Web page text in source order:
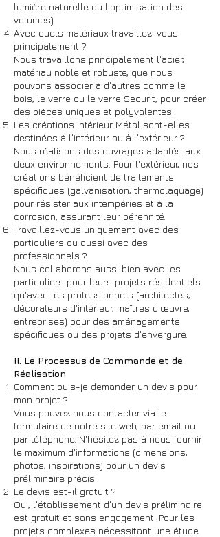
lumière naturelle ou l'optimisation des
volumes).
Avec quels matériaux travaillez-vous
principalement ?
Nous travaillons principalement l'acier,
matériau noble et robuste, que nous
pouvons associer à d'autres comme le
bois, le verre ou le verre Securit, pour créer
des pièces uniques et polyvalentes.
Les créations Intérieur Métal sont-elles
destinées à l'intérieur ou à l'extérieur ?
Nous réalisons des ouvrages adaptés aux
deux environnements. Pour l'extérieur, nos
créations bénéficient de traitements
spécifiques (galvanisation, thermolaquage)
pour résister aux intempéries et à la
corrosion, assurant leur pérennité.
Travaillez-vous uniquement avec des
particuliers ou aussi avec des
professionnels ?
Nous collaborons aussi bien avec les
particuliers pour leurs projets résidentiels
qu'avec les professionnels (architectes,
décorateurs d'intérieur, maîtres d'œuvre,
entreprises) pour des aménagements
spécifiques ou des projets d'envergure.
II. Le Processus de Commande et de
Réalisation
Comment puis-je demander un devis pour
mon projet ?
Vous pouvez nous contacter via le
formulaire de notre site web, par email ou
par téléphone. N'hésitez pas à nous fournir
le maximum d'informations (dimensions,
photos, inspirations) pour un devis
préliminaire précis.
Le devis est-il gratuit ?
Oui, l'établissement d'un devis préliminaire
est gratuit et sans engagement. Pour les
projets complexes nécessitant une étude